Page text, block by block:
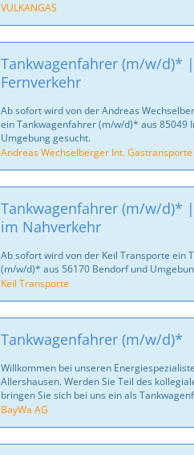
VULKANGAS
Tankwagenfahrer (m/w/d)*
Fernverkehr
Ab sofort wird von der Andreas
ein Tankwagenfahrer (m/w/d)* aus 85049
Umgebung gesucht.
Andreas Wechselberger Int. Gastransporte
Tankwagenfahrer (m/w/d)*
im Nahverkehr
Ab sofort wird von der Keil Transporte ein
(m/w/d)* aus 56170 Bendorf und
Keil Transporte
Tankwagenfahrer (m/w/d)*
Willkommen bei unseren
Allershausen. Werden Sie Teil des
bringen Sie sich bei uns ein als
BayWa AG